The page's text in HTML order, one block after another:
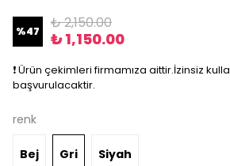
%47 ₺ 2,150.00
₺ 1,150.00
❗️ Ürün çekimleri firmamıza aittir.İzinsiz
başvurulacaktir.
renk
Bej Gri Siyah